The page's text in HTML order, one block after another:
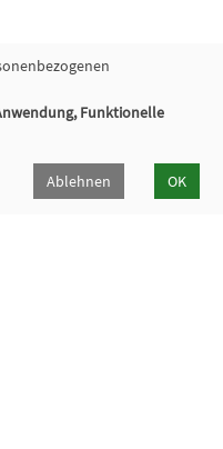
Funktionelle
Ablehnen OK